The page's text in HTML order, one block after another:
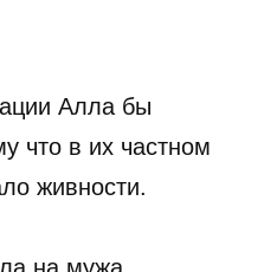
Алла бы
что в их частном
живности.